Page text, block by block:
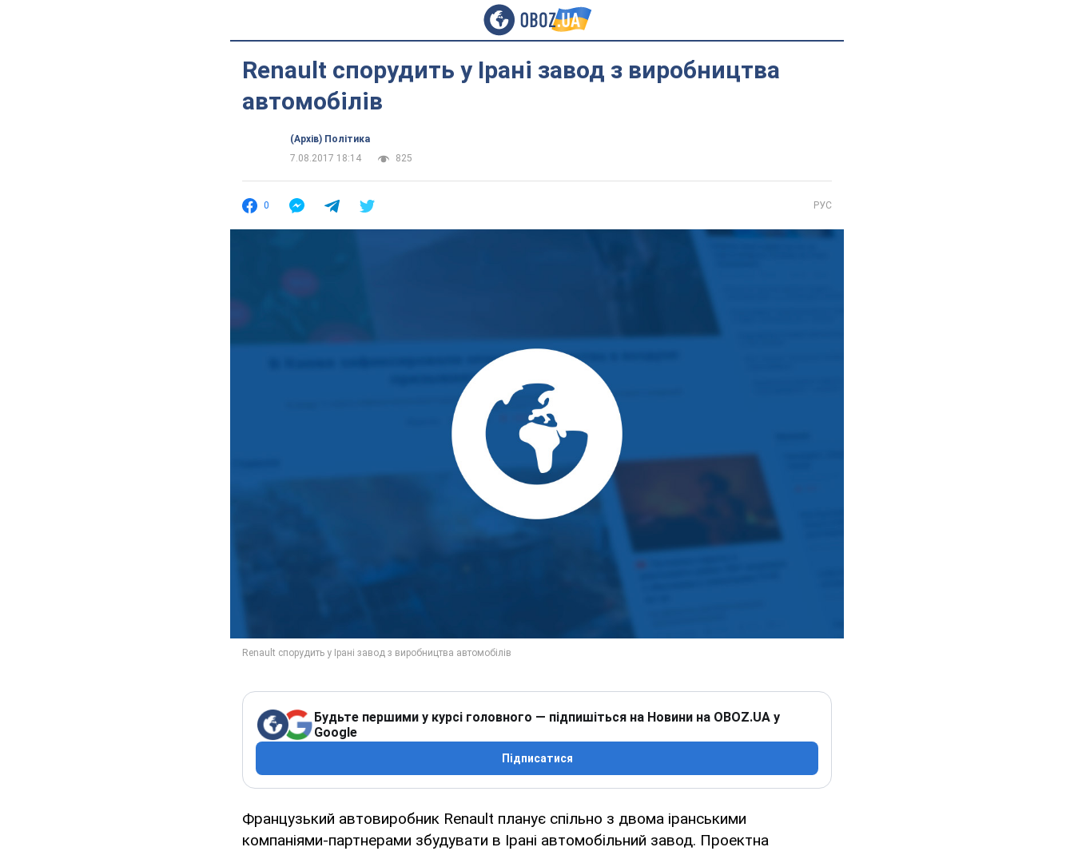
Renault спорудить у Ірані завод з виробництва
автомобілів
(Архів) Політика
7.08.2017 18:14
825
0 РУС
Будьте першими у курсі головного — підпишіться на Новини на OBOZ.UA у
Google
Підписатися
Французький автовиробник Renault планує спільно з двома іранськими
компаніями-партнерами збудувати в Ірані автомобільний завод. Проектна